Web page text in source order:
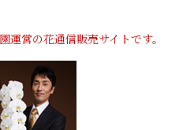
営の花通信販売サイトです。